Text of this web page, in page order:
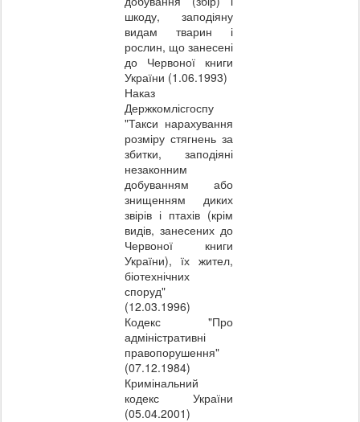
шкоду, заподіяну
видам тварин і
рослин, що занесені
до Червоної книги
України (1.06.1993)
Наказ
Держкомлісгоспу
"Такси нарахування
розміру стягнень за
збитки, заподіяні
незаконним
добуванням або
знищенням диких
звірів і птахів (крім
видів, занесених до
Червоної книги
України), їх жител,
біотехнічних
споруд"
(12.03.1996)
Кодекс "Про
адміністративні
правопорушення"
(07.12.1984)
Кримінальний
кодекс України
(05.04.2001)